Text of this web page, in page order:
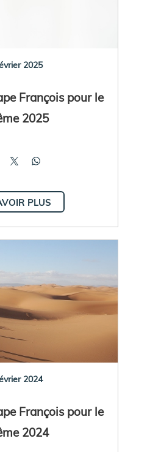
2025
François pour le
2025
PLUS
2024
François pour le
2024